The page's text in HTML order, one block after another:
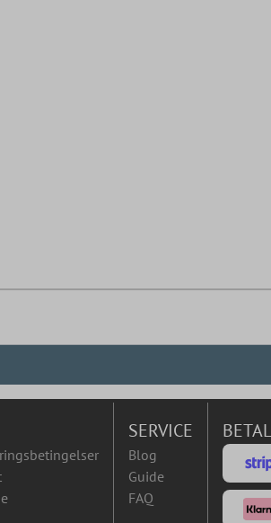
SERVICE
Blog
Guide
FAQ